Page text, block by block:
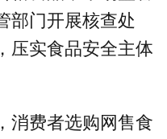
部门开展核查处
压实食品安全主体
消费者选购网售食